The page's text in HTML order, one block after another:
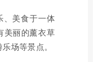
、美食于一体
美丽的薰衣草
场等景点。